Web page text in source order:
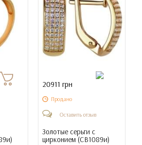
)
20911 грн
Продано
Оставить отзыв
Золотые серьги с
цирконием (СВ1089и)